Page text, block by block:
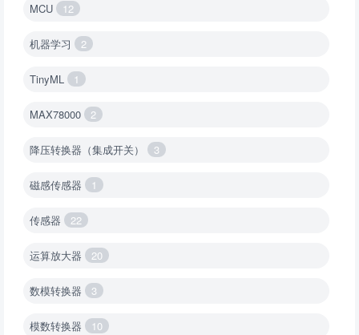
MCU 12
机器学习 2
TinyML 1
MAX78000 2
降压转换器（集成开关） 3
磁感传感器 1
传感器 22
运算放大器 20
数模转换器 3
模数转换器 10